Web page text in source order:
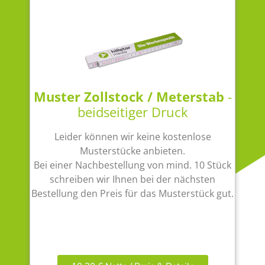
Muster Zollstock / Meterstab -
beidseitiger Druck
Leider können wir keine kostenlose
Musterstücke anbieten.
Bei einer Nachbestellung von mind. 10 Stück
schreiben wir Ihnen bei der nächsten
Bestellung den Preis für das Musterstück gut.